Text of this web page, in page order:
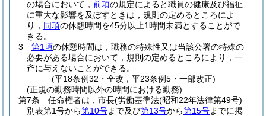
の場合において， 前項の規定によると職員の健康及び福祉
に重大な影響を及ぼすときは，規則の定めるところによ
り， 同項の休憩時間を45分以上1時間未満とすることがで
きる。
3
第1項の休憩時間は，職務の特殊性又は当該公署の特殊の
必要がある場合において，規則の定めるところにより，一
斉に与えないことができる。
(平18条例32・全改，平23条例5・一部改正)
(正規の勤務時間以外の時間における勤務)
第7条
任命権者は，市長(労働基準法(昭和22年法律第49号)
別表第1号から第10号まで及び第13号から第15号までに掲